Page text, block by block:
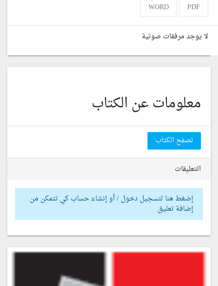
PDF
WORD
لا يوجد مرفقات صوتية
معلومات عن الكتاب
تصفح الكتاب
التعليقات
إضغط هنا لتسجيل دخول / أو إنشاء حساب كي تتمكن من
إضافة تعليق